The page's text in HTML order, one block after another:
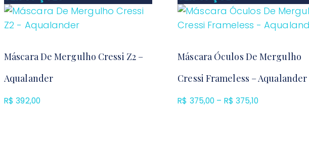
Máscara De Mergulho Cressi Z2 –
Aqualander
R$ 392,00
Máscara Óculos De Mergulho
Cressi Frameless – Aqualander
R$ 375,00 – R$ 375,10